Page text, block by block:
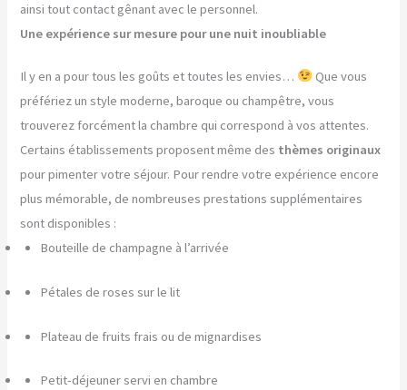
ainsi tout contact gênant avec le personnel.
Une expérience sur mesure pour une nuit inoubliable
Il y en a pour tous les goûts et toutes les envies…
Que vous
préfériez un style moderne, baroque ou champêtre, vous
trouverez forcément la chambre qui correspond à vos attentes.
Certains établissements proposent même des thèmes originaux
pour pimenter votre séjour. Pour rendre votre expérience encore
plus mémorable, de nombreuses prestations supplémentaires
sont disponibles :
Bouteille de champagne à l’arrivée
Pétales de roses sur le lit
Plateau de fruits frais ou de mignardises
Petit-déjeuner servi en chambre